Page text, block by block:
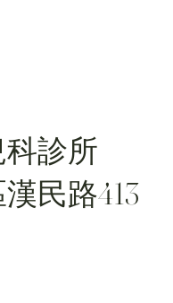
診所
民路413